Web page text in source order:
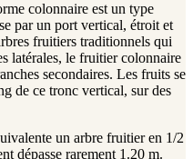
colonnaire est un type
par un port vertical, étroit et
fruitiers traditionnels qui
latérales, le fruitier colonnaire
secondaires. Les fruits se
de ce tronc vertical, sur des
un arbre fruitier en 1/2
dépasse rarement 1.20 m.